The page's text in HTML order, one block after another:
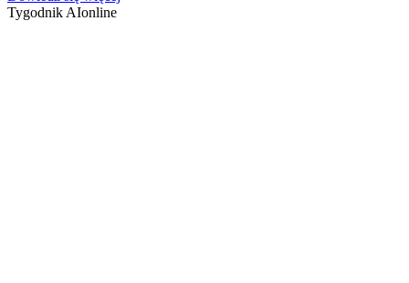
Tygodnik AIonline